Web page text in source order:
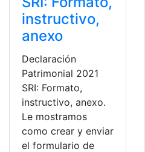
instructivo,
anexo
Declaración
Patrimonial 2021
SRI: Formato,
instructivo, anexo.
Le mostramos
como crear y enviar
el formulario de